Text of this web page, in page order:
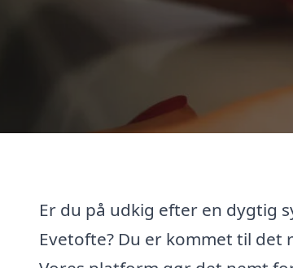
Er du på udkig efter en dygtig
Evetofte? Du er kommet til det